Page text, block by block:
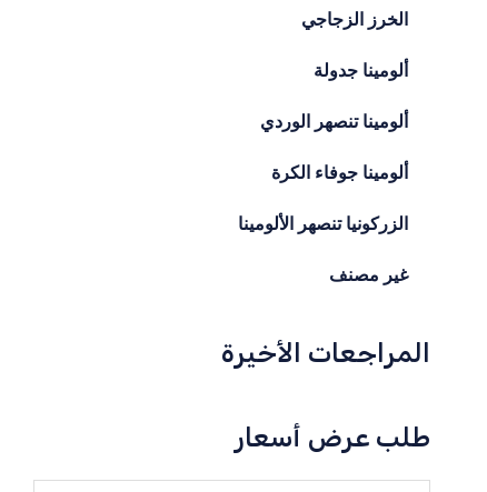
الخرز الزجاجي
ألومينا جدولة
ألومينا تنصهر الوردي
ألومينا جوفاء الكرة
الزركونيا تنصهر الألومينا
غير مصنف
المراجعات الأخيرة
طلب عرض أسعار